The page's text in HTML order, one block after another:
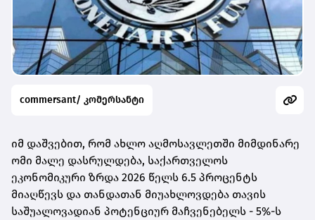
commersant/ კომერსანტი
იმ დაშვებით, რომ ახლო აღმოსავლეთში მიმდინარე
ომი მალე დასრულდება, საქართველოს
ეკონომიკური ზრდა 2026 წელს 6.5 პროცენტს
მიაღწევს და თანდათან მიუახლოვდება თავის
საშუალოვადიან პოტენციურ მაჩვენებელს - 5%-ს